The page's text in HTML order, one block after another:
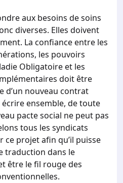
aux besoins de soins
diverses. Elles doivent
La confiance entre les
les pouvoirs
Obligatoire et les
doit être
d’un nouveau contrat
ensemble, de toute
pacte social ne peut pas
tous les syndicats
projet afin qu’il puisse
traduction dans le
être le fil rouge des